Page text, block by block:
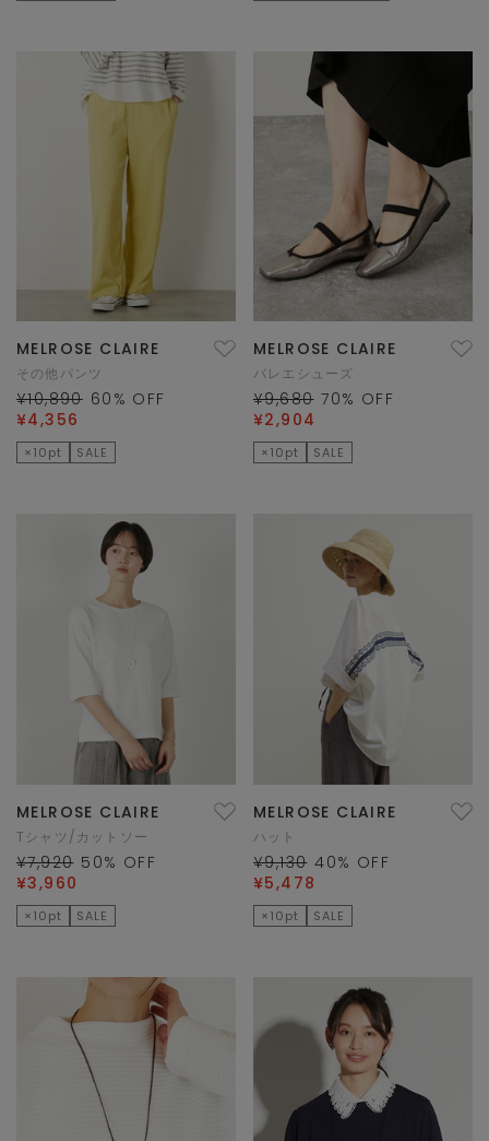
MELROSE CLAIRE
その他パンツ
¥10,890 60 % OFF
¥4,356
×10pt SALE
MELROSE CLAIRE
バレエシューズ
¥9,680 70% OFF
¥2,904
×10pt SALE
MELROSE CLAIRE
Tシャツ/カットソー
¥7,920 50% OFF
¥3,960
×10pt SALE
MELROSE CLAIRE
ハット
¥9,130 40% OFF
¥5,478
×10pt SALE